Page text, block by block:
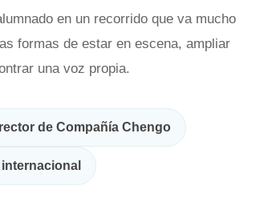
en un recorrido que va mucho
formas de estar en escena, ampliar
una voz propia.
de Compañía Chengo